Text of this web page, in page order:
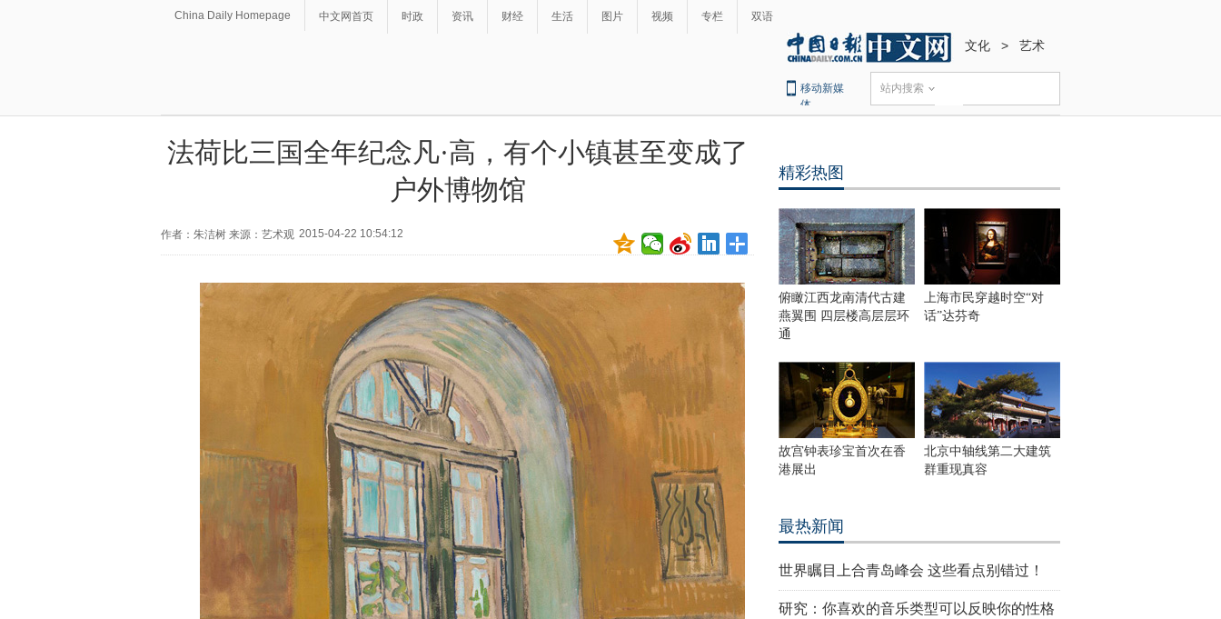
China Daily Homepage 中文网首页 时政 资讯 财经 生活 图片 视频 专栏 双语
文化 > 艺术
移动新媒
体
站内搜索
法荷比三国全年纪念凡·高，有个小镇甚至变成了
户外博物馆
作者：朱洁树 来源：艺术观 2015-04-22 10:54:12
精彩热图
俯瞰江西龙南清代古建
燕翼围 四层楼高层层环
通
上海市民穿越时空“对
话”达芬奇
故宫钟表珍宝首次在香
港展出
北京中轴线第二大建筑
群重现真容
最热新闻
世界瞩目上合青岛峰会 这些看点别错过！
研究：你喜欢的音乐类型可以反映你的性格